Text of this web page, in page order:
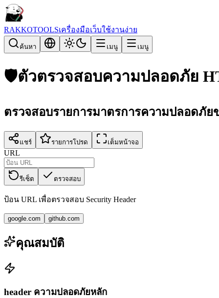
RAKKOTOOLSเครื่องมือเว็บใช้งานง่าย
ค้นหา เมนู เมนู
🛡️ตัวตรวจสอบความปลอดภัย
ตรวจสอบรายการมาตรการความปลอดภัยข
แชร์ รายการโปรด เต็มหน้าจอ
URL
รีเซ็ต ตรวจสอบ
ป้อน URL เพื่อตรวจสอบ Security Header
google.com github.com
คุณสมบัติ
header ความปลอดภัยหลัก